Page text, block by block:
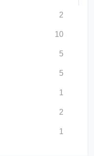
2
10
5
5
1
2
1